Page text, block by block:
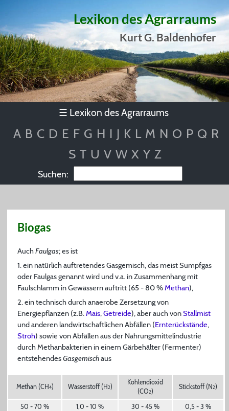
Lexikon des Agrarraums
Kurt G. Baldenhofer
☰ Lexikon des Agrarraums
A B C D E F G H I J K L M N O P Q R
S T U V W X Y Z
Suchen:
Biogas
AuchFaulgas; es ist
1. ein natürlich auftretendes Gasgemisch, das meist Sumpfgas
oder Faulgas genannt wird und v.a. in Zusammenhang mit
Faulschlamm in Gewässern auftritt (65 - 80 % Methan),
2. ein technisch durch anaerobe Zersetzung von
Energiepflanzen (z.B. Mais, Getreide), aber auch vonStallmist
und anderen landwirtschaftlichen Abfällen (Ernterückstände,
Stroh) sowie von Abfällen aus der Nahrungsmittelindustrie
durch Methanbakterien in einem Gärbehälter (Fermenter)
entstehendesGasgemischaus
Methan (CH4) Wasserstoff (H2)
Kohlendioxid
(CO2)
Stickstoff (N2)
50 - 70 % 1,0 - 10 % 30 - 45 % 0,5 - 3 %